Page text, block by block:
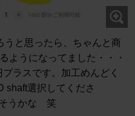
うと思ったら、ちゃんと商
ようになってました・・・
ラスです。加工めんどく
shaft選択してくださ
そうかな 笑